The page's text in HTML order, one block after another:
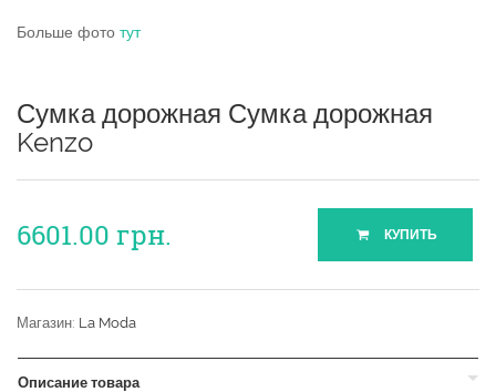
Больше фото тут
Сумка дорожная Сумка дорожная
Kenzo
6601.00 грн. КУПИТЬ
Магазин: La Moda
Описание товара